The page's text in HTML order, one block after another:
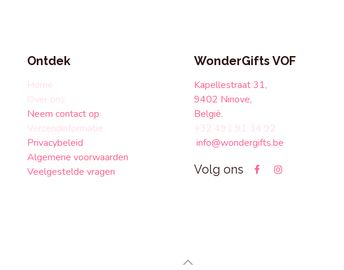
WonderGifts VOF
Kapellestraat 31,
9402 Ninove,
België.
+32 491 91 34 92
info@wondergifts.be
Volg ons
Ontdek
Home
Over ons
Neem contact op
Verzendinformatie
Privacybeleid
Algemene voorwaarden
Veelgestelde vragen